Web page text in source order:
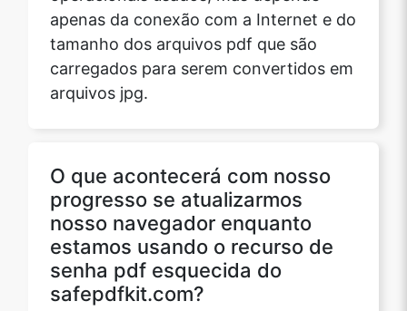
apenas da conexão com a Internet e do
tamanho dos arquivos pdf que são
carregados para serem convertidos em
arquivos jpg.
O que acontecerá com nosso
progresso se atualizarmos
nosso navegador enquanto
estamos usando o recurso de
senha pdf esquecida do
safepdfkit.com?